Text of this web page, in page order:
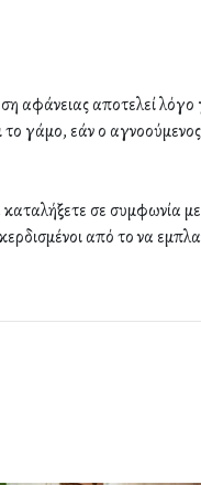
αφάνειας αποτελεί λόγο
γάμο, εάν ο αγνοούμενος
καταλήξετε σε συμφωνία
από το να